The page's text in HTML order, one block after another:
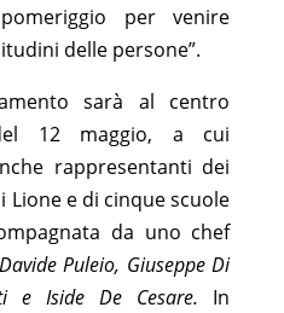
per venire
delle persone”.
sarà al centro
del 12 maggio, a cui
rappresentanti dei
Lione e di cinque scuole
da uno chef
Puleio, Giuseppe Di
e Iside De Cesare. In